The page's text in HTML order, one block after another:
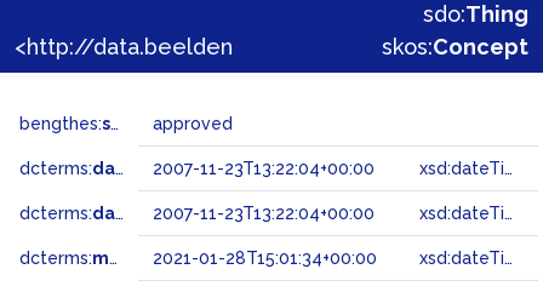
sdo:Thing
skos:Concept
bengthes:status approved
dcterms:dateAccepted 2007-11-23T13:22:04+00:00 xsd:dateTime
dcterms:dateSubmitted 2007-11-23T13:22:04+00:00 xsd:dateTime
dcterms:modified 2021-01-28T15:01:34+00:00 xsd:dateTime